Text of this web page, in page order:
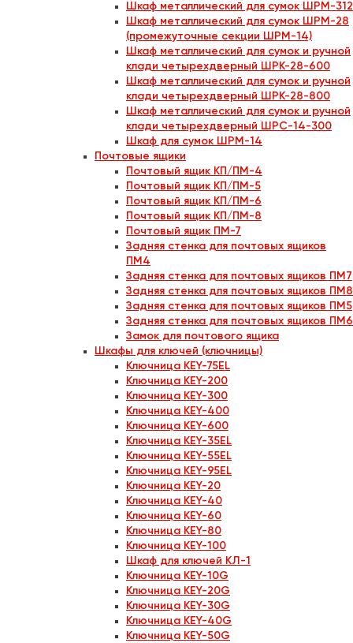
Шкаф металлический для сумок ШРМ-312
Шкаф металлический для сумок ШРМ-28
(промежуточные секции ШРМ-14)
Шкаф металлический для сумок и ручной
клади четырехдверный ШРК-28-600
Шкаф металлический для сумок и ручной
клади четырехдверный ШРК-28-800
Шкаф металлический для сумок и ручной
клади четырехдверный ШРС-14-300
Шкаф для сумок ШРМ-14
Почтовые ящики
Почтовый ящик КП/ПМ-4
Почтовый ящик КП/ПМ-5
Почтовый ящик КП/ПМ-6
Почтовый ящик КП/ПМ-8
Почтовый ящик ПМ-7
Задняя стенка для почтовых ящиков
ПМ4
Задняя стенка для почтовых ящиков ПМ7
Задняя стенка для почтовых ящиков ПМ8
Задняя стенка для почтовых ящиков ПМ5
Задняя стенка для почтовых ящиков ПМ6
Замок для почтового ящика
Шкафы для ключей (ключницы)
Ключница KEY-75EL
Ключница KEY-200
Ключница KEY-300
Ключница KEY-400
Ключница KEY-600
Ключница KEY-35EL
Ключница KEY-55EL
Ключница KEY-95EL
Ключница KEY-20
Ключница KEY-40
Ключница KEY-60
Ключница KEY-80
Ключница KEY-100
Шкаф для ключей КЛ-1
Ключница KEY-10G
Ключница KEY-20G
Ключница KEY-30G
Ключница KEY-40G
Ключница KEY-50G